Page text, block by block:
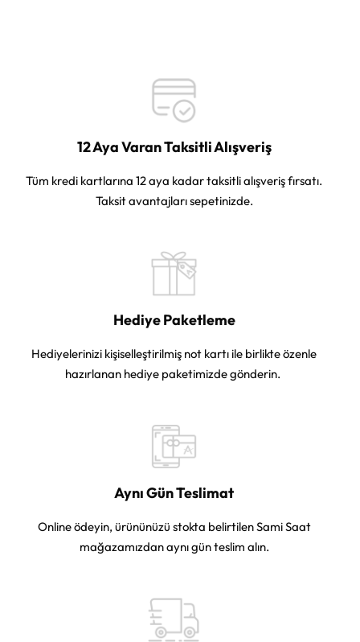
12 Aya Varan Taksitli Alışveriş
Tüm kredi kartlarına 12 aya kadar taksitli alışveriş fırsatı.
Taksit avantajları sepetinizde.
Hediye Paketleme
Hediyelerinizi kişiselleştirilmiş not kartı ile birlikte özenle
hazırlanan hediye paketimizde gönderin.
Aynı Gün Teslimat
Online ödeyin, ürününüzü stokta belirtilen Sami Saat
mağazamızdan aynı gün teslim alın.